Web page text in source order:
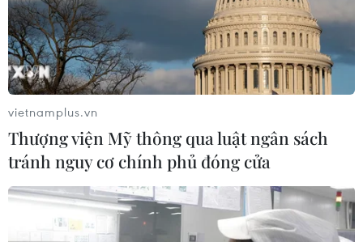
vietnamplus.vn
Thượng viện Mỹ thông qua luật ngân sách
tránh nguy cơ chính phủ đóng cửa